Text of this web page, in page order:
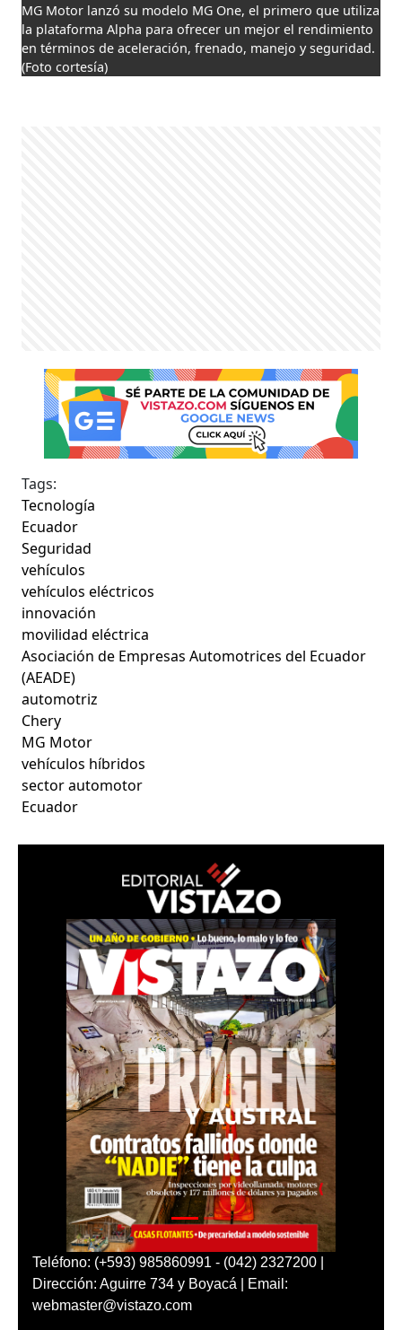
MG Motor lanzó su modelo MG One, el primero que utiliza
la plataforma Alpha para ofrecer un mejor el rendimiento
en términos de aceleración, frenado, manejo y seguridad.
(Foto cortesía)
Tags:
Tecnología
Ecuador
Seguridad
vehículos
vehículos eléctricos
innovación
movilidad eléctrica
Asociación de Empresas Automotrices del Ecuador
(AEADE)
automotriz
Chery
MG Motor
vehículos híbridos
sector automotor
Ecuador
Teléfono: (+593) 985860991 - (042) 2327200 |
Dirección: Aguirre 734 y Boyacá | Email:
webmaster@vistazo.com